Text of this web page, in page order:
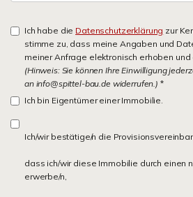
Ich habe die Datenschutzerklärung zur
stimme zu, dass meine Angaben und
meiner Anfrage elektronisch erhoben
(Hinweis: Sie können Ihre Einwilligung
an info@spittel-bau.de widerrufen.) *
Ich bin Eigentümer einer Immobilie.
Ich/wir bestätige/n die
dass ich/wir diese Immobilie durch einen
erwerbe/n,